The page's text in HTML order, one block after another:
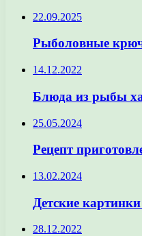
22.09.2025
Рыболовные
14.12.2022
Блюда из рыбы
25.05.2024
Рецепт
13.02.2024
Детские
28.12.2022